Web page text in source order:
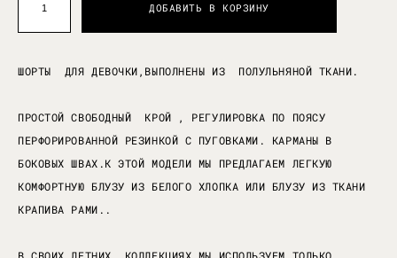
ДОБАВИТЬ В КОРЗИНУ
ШОРТЫ ДЛЯ ДЕВОЧКИ,ВЫПОЛНЕНЫ ИЗ ПОЛУЛЬНЯНОЙ ТКАНИ.
ПРОСТОЙ СВОБОДНЫЙ КРОЙ , РЕГУЛИРОВКА ПО ПОЯСУ
ПЕРФОРИРОВАННОЙ РЕЗИНКОЙ С ПУГОВКАМИ. КАРМАНЫ В
БОКОВЫХ ШВАХ.К ЭТОЙ МОДЕЛИ МЫ ПРЕДЛАГАЕМ ЛЕГКУЮ
КОМФОРТНУЮ БЛУЗУ ИЗ БЕЛОГО ХЛОПКА ИЛИ БЛУЗУ ИЗ ТКАНИ
КРАПИВА РАМИ..